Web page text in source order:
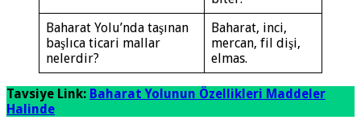
Baharat Yolu’nda taşınan
başlıca ticari mallar
nelerdir?
Baharat, inci,
mercan, fil dişi,
elmas.
Tavsiye Link: Baharat Yolunun Özellikleri Maddeler
Halinde